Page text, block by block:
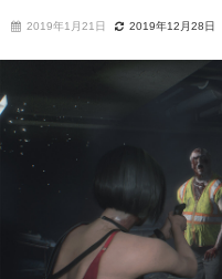
2019年1月21日 2019年12月28日